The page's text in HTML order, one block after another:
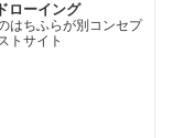
ローイング
はちふらが別コンセプ
トサイト